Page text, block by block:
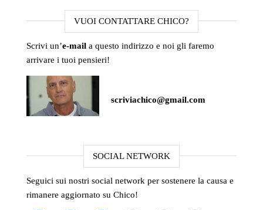
VUOI CONTATTARE CHICO?
Scrivi un’e-mail a questo indirizzo e noi gli faremo
arrivare i tuoi pensieri!
scriviachico@gmail.com
SOCIAL NETWORK
Seguici sui nostri social network per sostenere la causa e
rimanere aggiornato su Chico!